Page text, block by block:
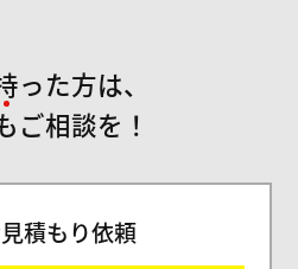
った方は、
ご相談を！
積もり依頼